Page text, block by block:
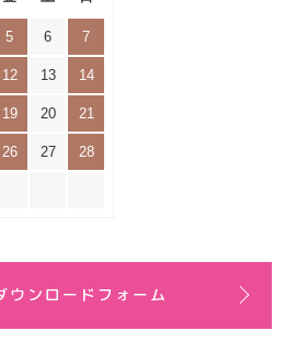
5 6 7
12 13 14
19 20 21
26 27 28
ウンロードフォーム